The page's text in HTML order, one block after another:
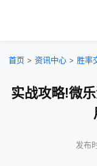
首页 > 资讯中心 > 胜率
实战攻略!微
发布